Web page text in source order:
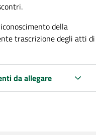
della
trascrizione degli atti di
da allegare